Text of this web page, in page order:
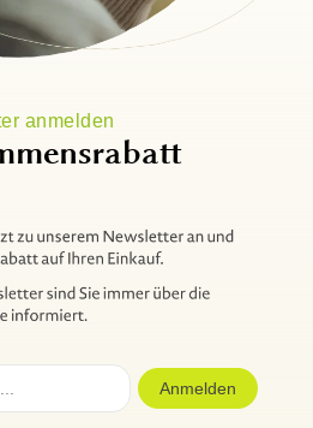
anmelden
Anmelden